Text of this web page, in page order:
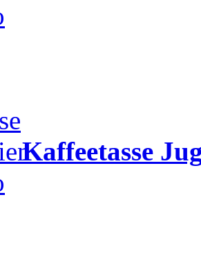
Kaffeetasse